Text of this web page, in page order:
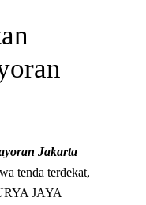
Jakarta
tenda terdekat,
JAYA